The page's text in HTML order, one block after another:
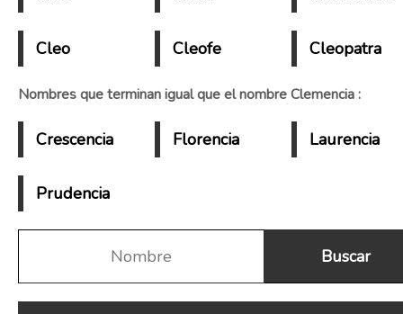
Cleo Cleofe Cleopatra
Nombres que terminan igual que el nombre Clemencia :
Crescencia Florencia Laurencia
Prudencia